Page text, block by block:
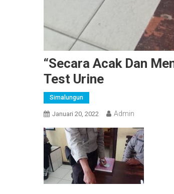
“Secara Acak Dan
Test Urine
Simalungun
Januari 20, 2022 Admin